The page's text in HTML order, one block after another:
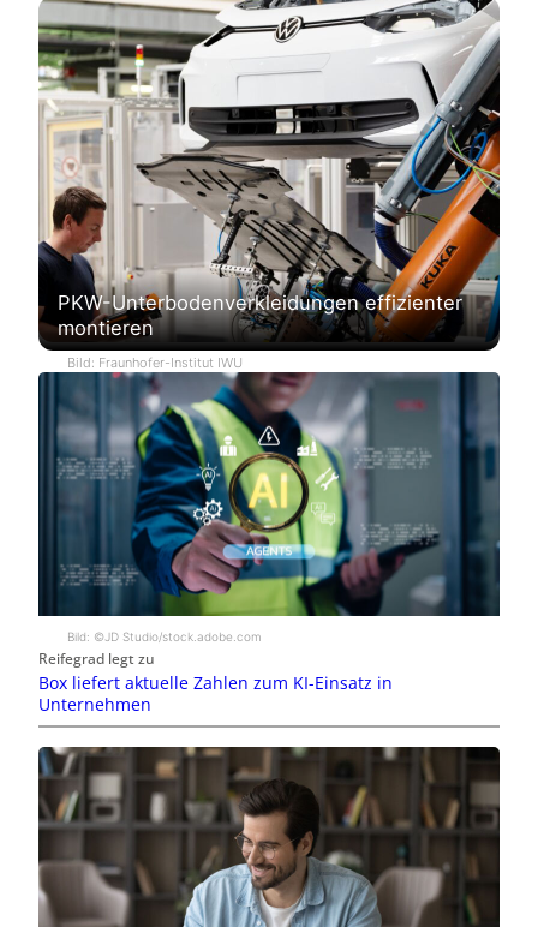
PKW-Unterbodenverkleidungen effizienter
montieren
Bild: Fraunhofer-Institut IWU
Bild: ©JD Studio/stock.adobe.com
Reifegrad legt zu
Box liefert aktuelle Zahlen zum KI-Einsatz in
Unternehmen